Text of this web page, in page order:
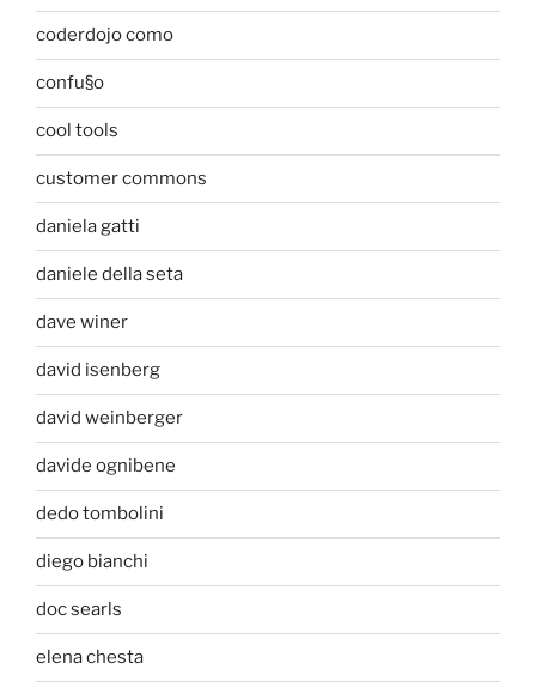
coderdojo como
confu§o
cool tools
customer commons
daniela gatti
daniele della seta
dave winer
david isenberg
david weinberger
davide ognibene
dedo tombolini
diego bianchi
doc searls
elena chesta